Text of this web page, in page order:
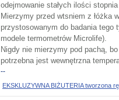
odejmowanie stałych ilości
Mierzymy przed wtsniem z łóżka
przystosowanym do badania tego
modele termometrów Microlife).
Nigdy nie mierzymy pod pachą,
potrzebna jest wewnętrzna
--
EKSKLUZYWNA BIŻUTERIA tworzona